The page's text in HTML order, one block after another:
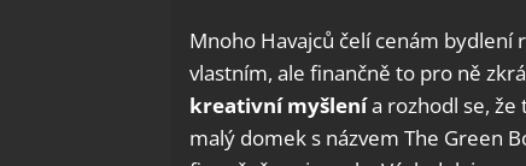
Mnoho Havajců čelí cenám
vlastním, ale finančně to pro ně
kreativní myšlenía rozhodl se, že
malý domek s názvem The Green